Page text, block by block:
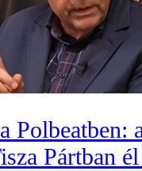
Polbeatben:
Pártban